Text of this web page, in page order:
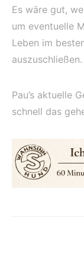
Es wäre gut,
um eventuelle
Leben im
auszuschließen.
Pau’s aktuelle
schnell das